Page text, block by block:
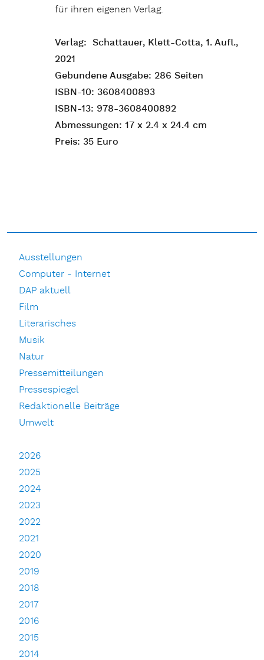
für ihren eigenen Verlag.
Verlag: ‎ Schattauer, Klett-Cotta, 1. Aufl.,
2021
Gebundene Ausgabe: 286 Seiten
ISBN-10: ‎3608400893
ISBN-13: 978-3608400892
Abmessungen:‎ 17 x 2.4 x 24.4 cm
Preis: 35 Euro
Ausstellungen
Computer - Internet
DAP aktuell
Film
Literarisches
Musik
Natur
Pressemitteilungen
Pressespiegel
Redaktionelle Beiträge
Umwelt
2026
2025
2024
2023
2022
2021
2020
2019
2018
2017
2016
2015
2014